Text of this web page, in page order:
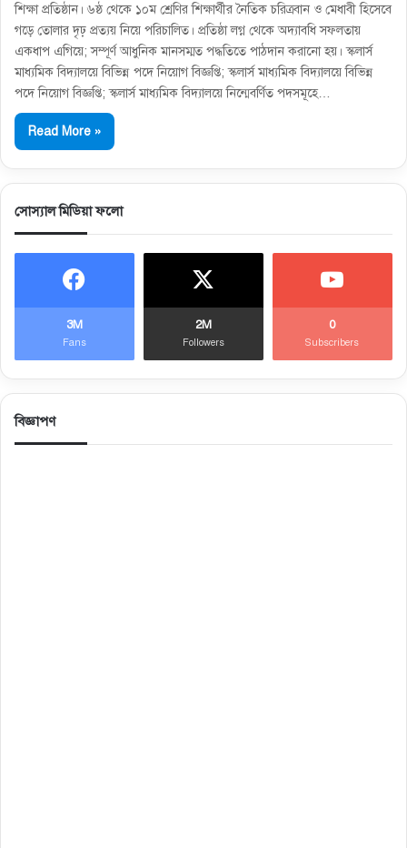
শিক্ষা প্রতিষ্ঠান। ৬ষ্ঠ থেকে ১০ম শ্রেণির শিক্ষার্থীর নৈতিক চরিত্রবান ও মেধাবী হিসেবে
গড়ে তোলার দৃঢ় প্রত্যয় নিয়ে পরিচালিত। প্রতিষ্ঠা লগ্ন থেকে অদ্যাবধি সফলতায়
একধাপ এগিয়ে; সম্পূর্ণ আধুনিক মানসম্মত পদ্ধতিতে পাঠদান করানো হয়। স্কলার্স
মাধ্যমিক বিদ্যালয়ে বিভিন্ন পদে নিয়োগ বিজ্ঞপ্তি; স্কলার্স মাধ্যমিক বিদ্যালয়ে বিভিন্ন
পদে নিয়োগ বিজ্ঞপ্তি; স্কলার্স মাধ্যমিক বিদ্যালয়ে নিন্মেবর্ণিত পদসমূহে…
Read More »
সোস্যাল মিডিয়া ফলো
3M
Fans
2M
Followers
0
Subscribers
বিজ্ঞাপণ